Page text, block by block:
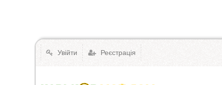
Увійти Реєстрація